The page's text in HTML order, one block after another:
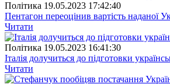
Полiтика 19.05.2023 17:42:40
Пентагон переоцінив вартість наданої
Читати
Полiтика 19.05.2023 16:41:30
Італія долучиться до підготовки
Читати